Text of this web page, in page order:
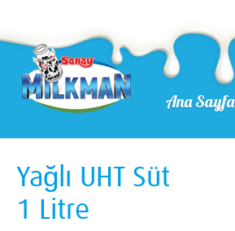
Ana Sayfa
Yağlı UHT Süt
1 Litre